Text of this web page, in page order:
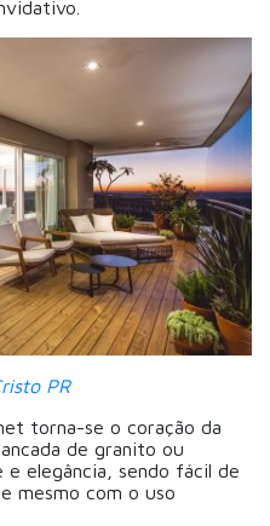
PR
torna-se o coração da
de granito ou
elegância, sendo fácil de
mesmo com o uso